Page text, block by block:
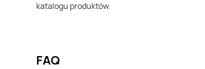
katalogu produktów.
FAQ